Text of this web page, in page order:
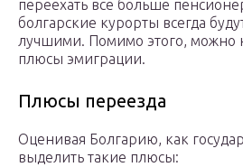
переехать все больше
болгарские курорты всегда
лучшими. Помимо этого, можно
плюсы эмиграции.
Плюсы переезда
Оценивая Болгарию, как
выделить такие плюсы: